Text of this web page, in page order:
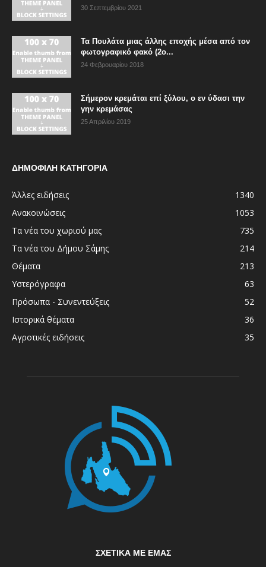
30 Σεπτεμβρίου 2021
Τα Πουλάτα μιας άλλης εποχής μέσα από τον
φωτογραφικό φακό (2ο...
24 Φεβρουαρίου 2018
Σήμερον κρεμάται επί ξύλου, ο εν ύδασι την
γην κρεμάσας
25 Απριλίου 2019
ΔΗΜΟΦΙΛΗ ΚΑΤΗΓΟΡΙΑ
Άλλες ειδήσεις
1340
Ανακοινώσεις
1053
Τα νέα του χωριού μας
735
Τα νέα του Δήμου Σάμης
214
Θέματα
213
Υστερόγραφα
63
Πρόσωπα - Συνεντεύξεις
52
Ιστορικά θέματα
36
Αγροτικές ειδήσεις
35
ΣΧΕΤΙΚΆ ΜΕ ΕΜΆΣ